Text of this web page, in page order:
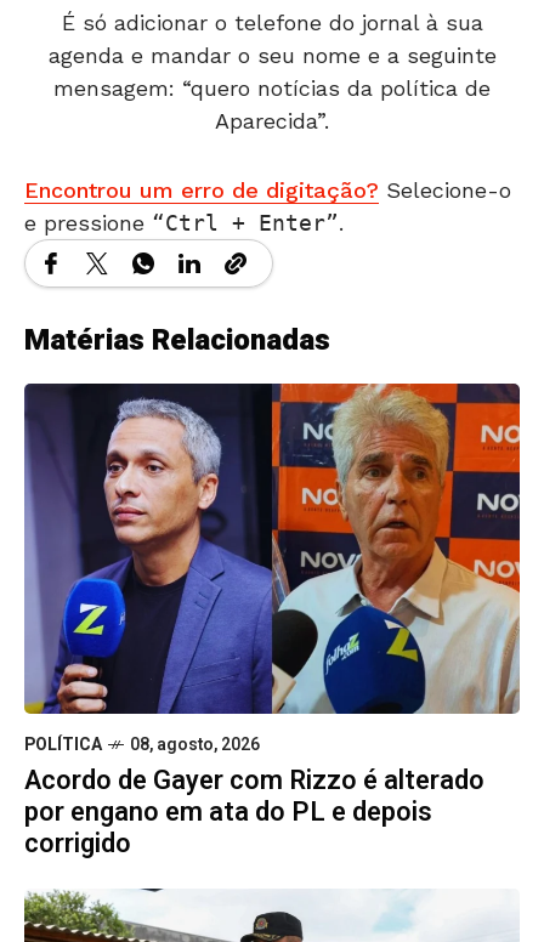
É só adicionar o telefone do jornal à sua
agenda e mandar o seu nome e a seguinte
mensagem: “quero notícias da política de
Aparecida”.
Encontrou um erro de digitação? Selecione-o
e pressione
Ctrl + Enter .
Matérias Relacionadas
POLÍTICA 08, agosto, 2026
Acordo de Gayer com Rizzo é alterado
por engano em ata do PL e depois
corrigido